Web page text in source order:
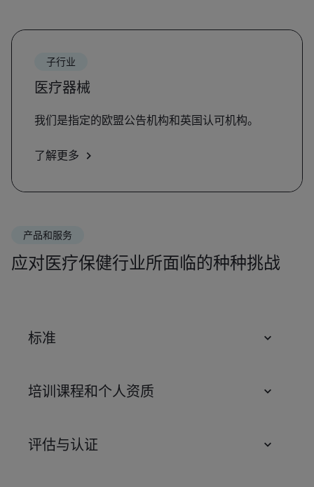
子行业
医疗器械
我们是指定的欧盟公告机构和英国认可机构。
了解更多
产品和服务
应对医疗保健行业所面临的种种挑战
标准
培训课程和个人资质
评估与认证